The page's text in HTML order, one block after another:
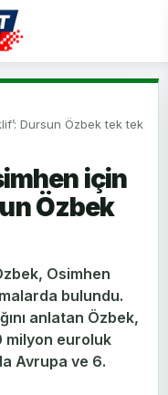
Dursun Özbek tek tek
için
Özbek
Osimhen
bulundu.
anlatan Özbek,
milyon euroluk
Avrupa ve 6.